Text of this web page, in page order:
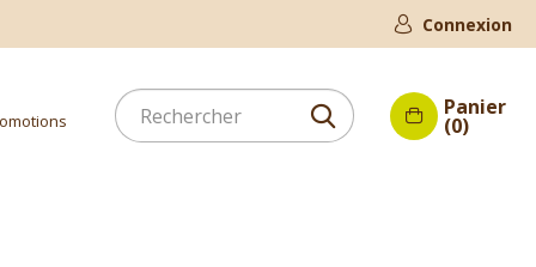
Connexion
Panier
(0)